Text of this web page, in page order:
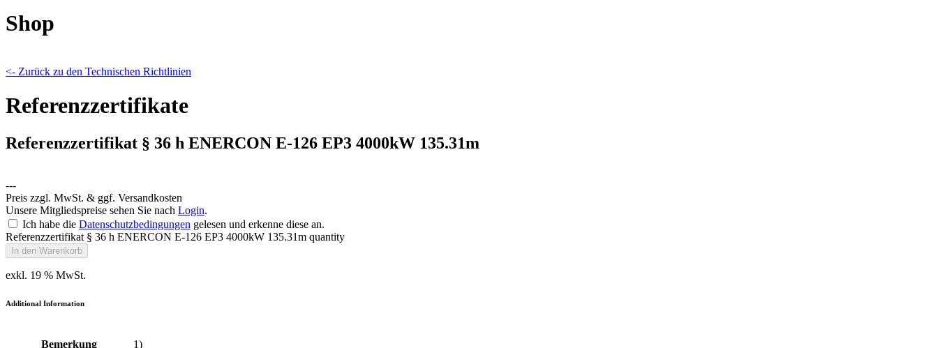
Shop
<- Zurück zu den Technischen Richtlinien
Referenzzertifikate
Referenzzertifikat § 36 h ENERCON E-126 EP3 4000kW 135.31m
---
Preis zzgl. MwSt. & ggf. Versandkosten
Unsere Mitgliedspreise sehen Sie nach Login.
Ich habe die Datenschutzbedingungen gelesen und erkenne diese an.
Referenzzertifikat § 36 h ENERCON E-126 EP3 4000kW 135.31m quantity
In den Warenkorb
exkl. 19 % MwSt.
Additional Information
Bemerkung 1)